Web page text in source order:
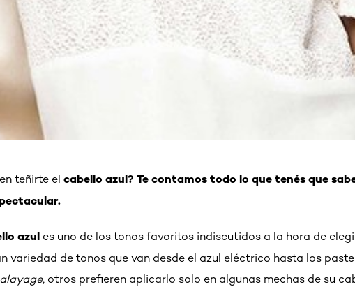
teñirte el cabello azul? Te contamos todo lo que tenés que
azul es uno de los tonos favoritos indiscutidos a la hora de
variedad de tonos que van desde el azul eléctrico hasta los
, otros prefieren aplicarlo solo en algunas mechas de su